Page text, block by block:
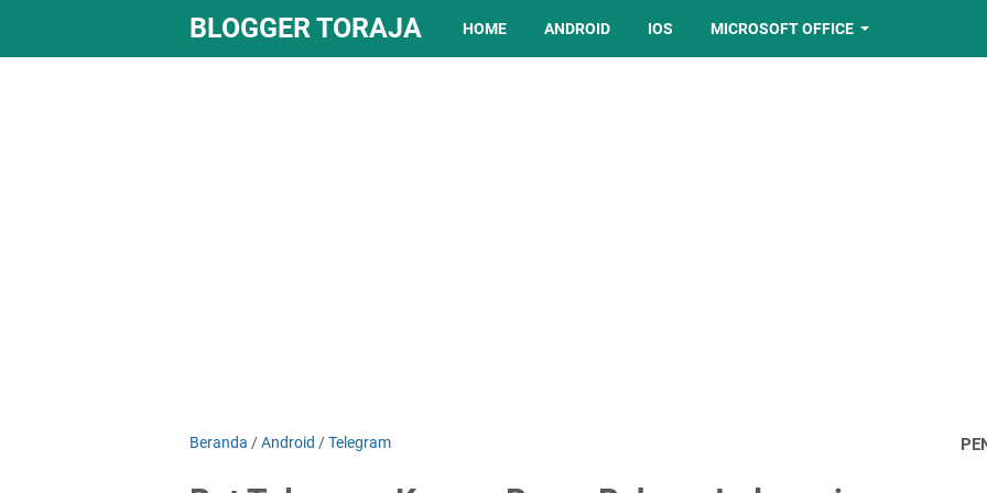
BLOGGER TORAJA HOME ANDROID IOS MICROSOFT OFFICE
Beranda /Android /Telegram